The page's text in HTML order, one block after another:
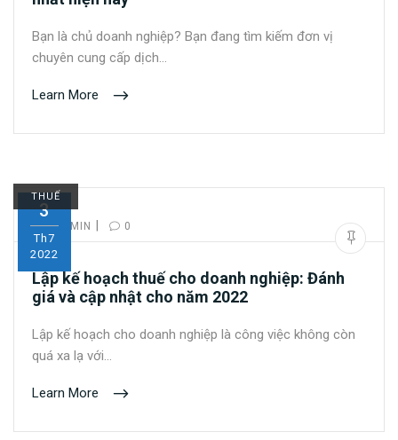
Bạn là chủ doanh nghiệp? Bạn đang tìm kiếm đơn vị
chuyên cung cấp dịch…
Learn More
3
Th7
2022
THUẾ
BY:ADMIN | 0
Lập kế hoạch thuế cho doanh nghiệp: Đánh
giá và cập nhật cho năm 2022
Lập kế hoạch cho doanh nghiệp là công việc không còn
quá xa lạ với…
Learn More